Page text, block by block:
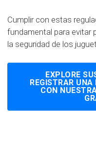
Cumplir con estas
fundamental para evitar
la seguridad de los
EXPLORE
REGISTRAR
CON